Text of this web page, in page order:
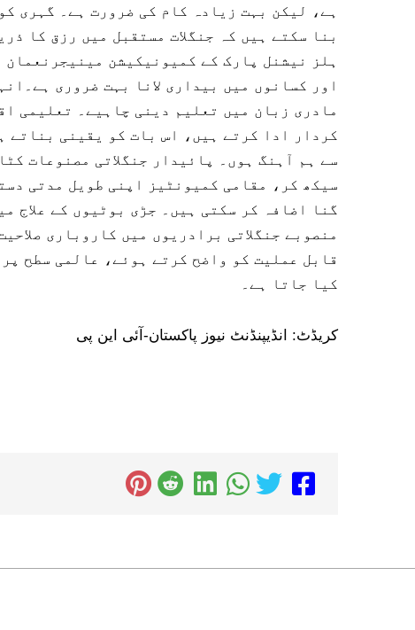
ہے، لیکن بہت زیادہ کام کی ضرورت ہے۔ گہری
بنا سکتے ہیں کہ جنگلات مستقبل میں رزق کا
ہلز نیشنل پارک کے کمیونیکیشن
اور کسانوں میں بیداری لانا بہت ضروری
مادری زبان میں تعلیم دینی چاہیے۔ تعلیمی
کردار ادا کرتے ہیں، اس بات کو یقینی
سے ہم آہنگ ہوں۔ پائیدار جنگلاتی مصنوعات
سیکھ کر، مقامی کمیونٹیز اپنی طویل مدتی
گنا اضافہ کر سکتی ہیں۔ جڑی بوٹیوں کے علاج
منصوبے جنگلاتی برادریوں میں کاروباری
قابل عملیت کو واضح کرتے ہوئے، عالمی سطح
کیا جاتا ہے۔
کریڈٹ: انڈیپنڈنٹ نیوز پاکستان-آئی این پی